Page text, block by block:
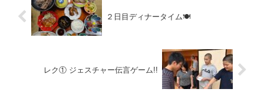
２日目ディナータイム🍽
レク① ジェスチャー伝言ゲーム!!